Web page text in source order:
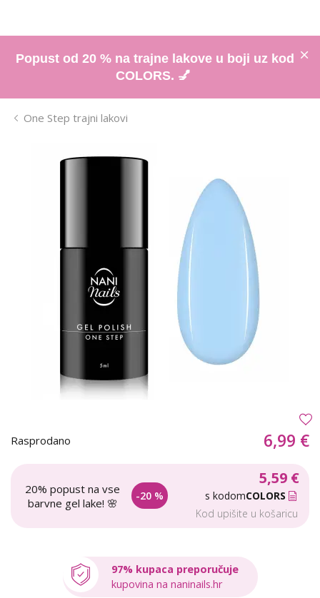
Popust od 20 % na trajne lakove u boji uz kod
COLORS. 💅
One Step trajni lakovi
Rasprodano 6,99 €
20% popust na vse
barvne gel lake! 🌸
-20 %
5,59 €
s kodomCOLORS
Kod upišite u košaricu
97% kupaca preporučuje
kupovina na naninails.hr